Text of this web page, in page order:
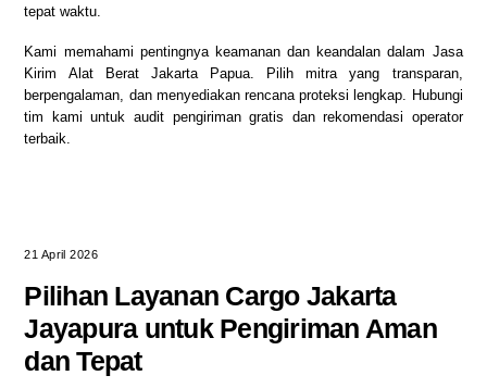
tepat waktu.
Kami memahami pentingnya keamanan dan keandalan dalam Jasa
Kirim Alat Berat Jakarta Papua. Pilih mitra yang transparan,
berpengalaman, dan menyediakan rencana proteksi lengkap. Hubungi
tim kami untuk audit pengiriman gratis dan rekomendasi operator
terbaik.
21 April 2026
Pilihan Layanan Cargo Jakarta
Jayapura untuk Pengiriman Aman
dan Tepat